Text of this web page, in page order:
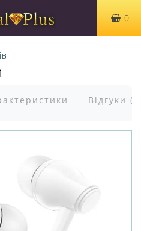
0
Відгуки